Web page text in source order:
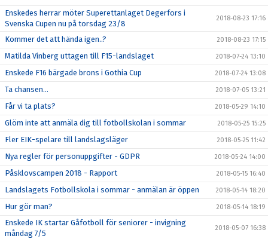
Enskedes herrar möter Superettanlaget Degerfors i
Svenska Cupen nu på torsdag 23/8
2018-08-23 17:16
Kommer det att hända igen..? 2018-08-23 17:15
Matilda Vinberg uttagen till F15-landslaget 2018-07-24 13:10
Enskede F16 bärgade brons i Gothia Cup 2018-07-24 13:08
Ta chansen... 2018-07-05 13:21
Får vi ta plats? 2018-05-29 14:10
Glöm inte att anmäla dig till fotbollskolan i sommar 2018-05-25 15:25
Fler EIK-spelare till landslagsläger 2018-05-25 11:42
Nya regler för personuppgifter - GDPR 2018-05-24 14:00
Påsklovscampen 2018 - Rapport 2018-05-15 16:40
Landslagets Fotbollskola i sommar - anmälan är öppen 2018-05-14 18:20
Hur gör man? 2018-05-14 18:19
Enskede IK startar Gåfotboll för seniorer - invigning
måndag 7/5
2018-05-07 16:38